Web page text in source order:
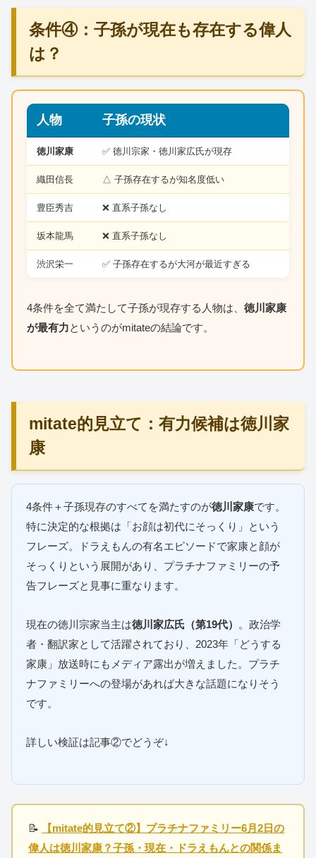
条件④：子孫が現在も存在する偉人
は？
人物 子孫の現状
徳川家康 ✅ 徳川宗家・徳川家広氏が現存
織田信長 △ 子孫存在するが知名度低い
豊臣秀吉 ❌ 直系子孫なし
坂本龍馬 ❌ 直系子孫なし
渋沢栄一 ✅ 子孫存在するが大河が最近すぎる
4条件を全て満たして子孫が現存する人物は、 徳川家康
が最有力というのがmitateの結論です。
mitate的見立て：有力候補は徳川家
康
4条件＋子孫現存のすべてを満たすのが徳川家康です。
特に決定的な根拠は「お顔は初代にそっくり」という
フレーズ。ドラえもんの有名エピソードで家康と顔が
そっくりという展開があり、プラチナファミリーの予
告フレーズと見事に重なります。
現在の徳川宗家当主は徳川家広氏（第19代）
。政治学
者・翻訳家として活躍されており、2023年「どうする
家康」放送時にもメディア露出が増えました。プラチ
ナファミリーへの登場があれば大きな話題になりそう
です。
詳しい検証は記事②でどうぞ↓
📝
【mitate的見立て②】プラチナファミリー6月2日の
偉人は徳川家康？子孫・現在・ドラえもんとの関係ま